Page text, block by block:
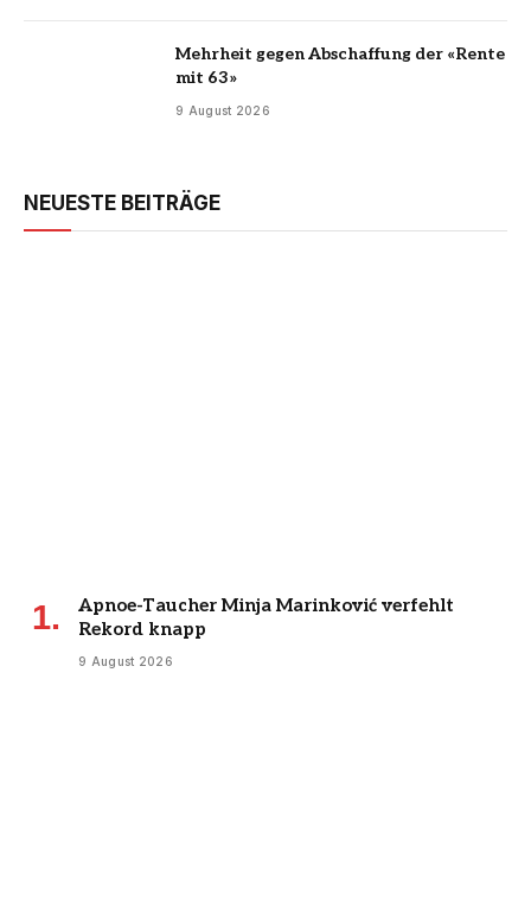
Mehrheit gegen Abschaffung der «Rente
mit 63»
9 August 2026
NEUESTE BEITRÄGE
Apnoe-Taucher Minja Marinković verfehlt
Rekord knapp
9 August 2026